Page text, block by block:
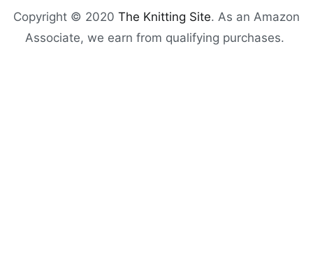
Copyright © 2020 The Knitting Site. As an Amazon
Associate, we earn from qualifying purchases.